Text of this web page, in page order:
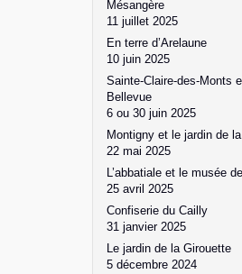
Mésangère
11 juillet 2025
En terre d’Arelaune
10 juin 2025
Sainte-Claire-des-Monts
Bellevue
6 ou 30 juin 2025
Montigny et le jardin de
22 mai 2025
L’abbatiale et le musée
25 avril 2025
Confiserie du Cailly
31 janvier 2025
Le jardin de la Girouette
5 décembre 2024